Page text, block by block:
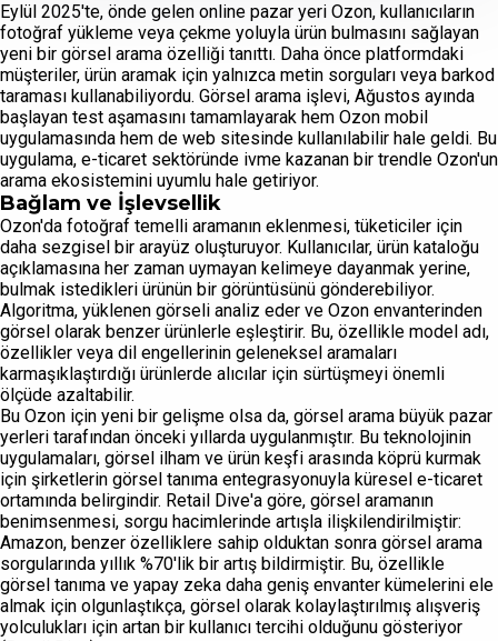
Eylül 2025'te, önde gelen online pazar yeri Ozon, kullanıcıların
fotoğraf yükleme veya çekme yoluyla ürün bulmasını sağlayan
yeni bir görsel arama özelliği tanıttı. Daha önce platformdaki
müşteriler, ürün aramak için yalnızca metin sorguları veya barkod
taraması kullanabiliyordu. Görsel arama işlevi, Ağustos ayında
başlayan test aşamasını tamamlayarak hem Ozon mobil
uygulamasında hem de web sitesinde kullanılabilir hale geldi. Bu
uygulama, e-ticaret sektöründe ivme kazanan bir trendle Ozon'un
arama ekosistemini uyumlu hale getiriyor.
Bağlam ve İşlevsellik
Ozon'da fotoğraf temelli aramanın eklenmesi, tüketiciler için
daha sezgisel bir arayüz oluşturuyor. Kullanıcılar, ürün kataloğu
açıklamasına her zaman uymayan kelimeye dayanmak yerine,
bulmak istedikleri ürünün bir görüntüsünü gönderebiliyor.
Algoritma, yüklenen görseli analiz eder ve Ozon envanterinden
görsel olarak benzer ürünlerle eşleştirir. Bu, özellikle model adı,
özellikler veya dil engellerinin geleneksel aramaları
karmaşıklaştırdığı ürünlerde alıcılar için sürtüşmeyi önemli
ölçüde azaltabilir.
Bu Ozon için yeni bir gelişme olsa da, görsel arama büyük pazar
yerleri tarafından önceki yıllarda uygulanmıştır. Bu teknolojinin
uygulamaları, görsel ilham ve ürün keşfi arasında köprü kurmak
için şirketlerin görsel tanıma entegrasyonuyla küresel e-ticaret
ortamında belirgindir. Retail Dive'a göre, görsel aramanın
benimsenmesi, sorgu hacimlerinde artışla ilişkilendirilmiştir:
Amazon, benzer özelliklere sahip olduktan sonra görsel arama
sorgularında yıllık %70'lik bir artış bildirmiştir. Bu, özellikle
görsel tanıma ve yapay zeka daha geniş envanter kümelerini ele
almak için olgunlaştıkça, görsel olarak kolaylaştırılmış alışveriş
yolculukları için artan bir kullanıcı tercihi olduğunu gösteriyor